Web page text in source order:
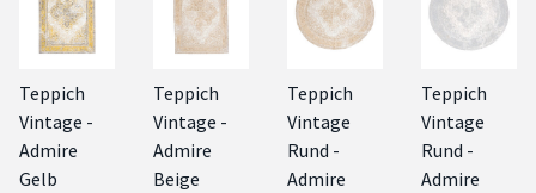
Teppich
Vintage -
Admire
Gelb
Teppich
Vintage -
Admire
Beige
Teppich
Vintage
Rund -
Admire
Teppich
Vintage
Rund -
Admire